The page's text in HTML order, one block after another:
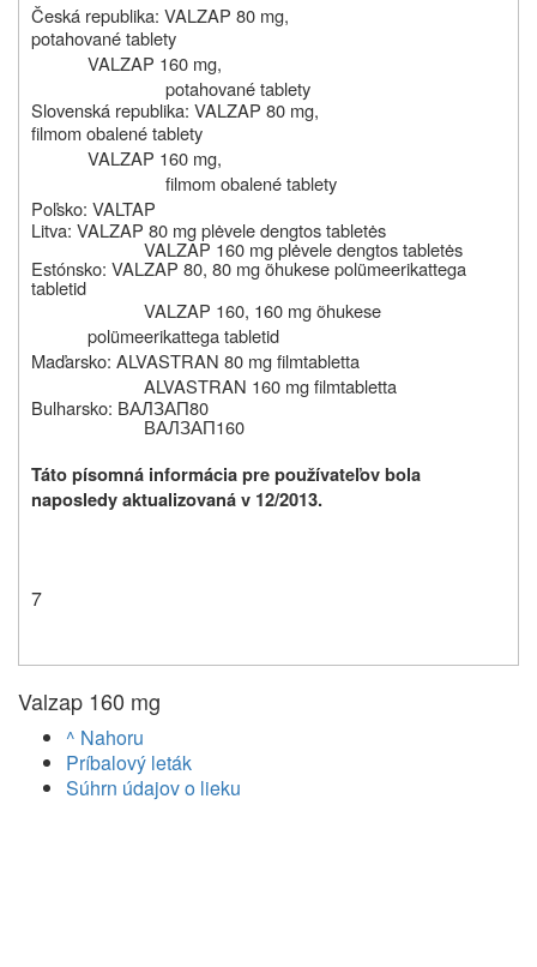
Česká republika: VALZAP 80 mg,
potahované tablety
VALZAP 160 mg,
potahované tablety
Slovenská republika: VALZAP 80 mg,
filmom obalené tablety
VALZAP 160 mg,
filmom obalené tablety
Poľsko: VALTAP
Litva: VALZAP 80 mg plėvele dengtos tabletės
VALZAP 160 mg plėvele dengtos tabletės
Estónsko: VALZAP 80, 80 mg õhukese polümeerikattega
tabletid
VALZAP 160, 160 mg õhukese
polümeerikattega tabletid
Maďarsko: ALVASTRAN 80 mg filmtabletta
ALVASTRAN 160 mg filmtabletta
Bulharsko: ВАЛЗАП80
ВАЛЗАП160
Táto písomná informácia pre používateľov bola
naposledy aktualizovaná v 12/2013.
7
Valzap 160 mg
^ Nahoru
Príbalový leták
Súhrn údajov o lieku